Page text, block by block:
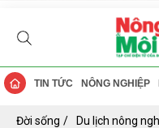
TIN TỨC NÔNG NGHIỆP
Đời sống Du lịch nông